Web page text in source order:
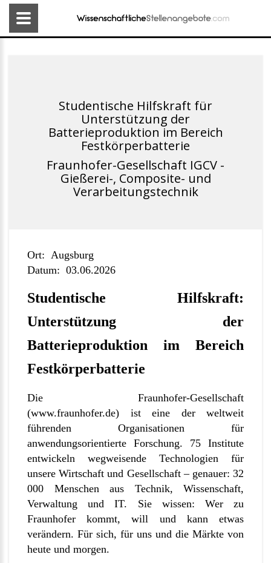
Studentische Hilfskraft für
Unterstützung der
Batterieproduktion im Bereich
Festkörperbatterie
Fraunhofer-Gesellschaft IGCV -
Gießerei-, Composite- und
Verarbeitungstechnik
Ort: Augsburg
Datum: 03.06.2026
Studentische Hilfskraft:
Unterstützung der
Batterieproduktion im Bereich
Festkörperbatterie
Die Fraunhofer-Gesellschaft
(www.fraunhofer.de) ist eine der weltweit
führenden Organisationen für
anwendungsorientierte Forschung. 75 Institute
entwickeln wegweisende Technologien für
unsere Wirtschaft und Gesellschaft – genauer: 32
000 Menschen aus Technik, Wissenschaft,
Verwaltung und IT. Sie wissen: Wer zu
Fraunhofer kommt, will und kann etwas
verändern. Für sich, für uns und die Märkte von
heute und morgen.